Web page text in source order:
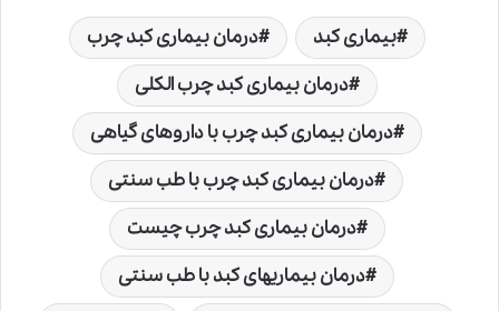
بیماری کبد
درمان بیماری کبد چرب
درمان بیماری کبد چرب الکلی
درمان بیماری کبد چرب با داروهای گیاهی
درمان بیماری کبد چرب با طب سنتی
درمان بیماری کبد چرب چیست
درمان بیماریهای کبد با طب سنتی